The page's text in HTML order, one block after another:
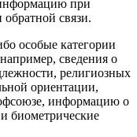
при
связи.
особые категории
сведения о
религиозных
ориентации,
информацию о
биометрические